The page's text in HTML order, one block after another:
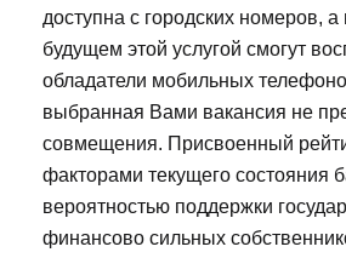
доступна с городских номеров,
будущем этой услугой смогут
обладатели мобильных
выбранная Вами вакансия не
совмещения. Присвоенный
факторами текущего состояния
вероятностью поддержки
финансово сильных